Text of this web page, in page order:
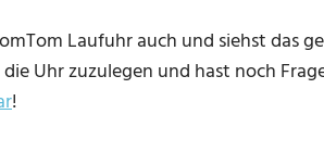
Laufuhr auch und siehst das
Uhr zuzulegen und hast noch
!